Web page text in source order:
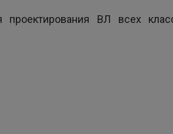
проектирования ВЛ всех